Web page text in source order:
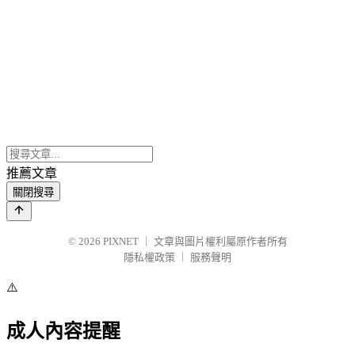
推薦文章
關閉搜尋
© 2026 PIXNET
文章與圖片權利屬原作者所有
隱私權政策
服務聲明
⚠️
成人內容提醒